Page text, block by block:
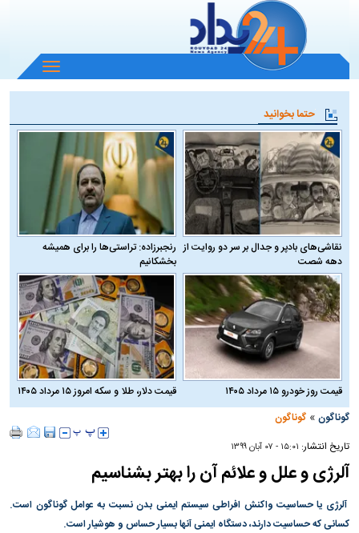
باز
و
منو
حتما بخوانید
نقاشی‌های بادپر و جدال بر سر دو روایت از
دهه شصت
رنجبرزاده: تراستی‌ها را برای همیشه
بخشکانیم
قیمت روز خودرو ۱۵ مرداد ۱۴۰۵
قیمت دلار، طلا و سکه امروز ۱۵ مرداد ۱۴۰۵
گوناگون »گوناگون
تاریخ انتشار: ۱۵:۰۱ - ۰۷ آبان ۱۳۹۹
آلرژی و علل و علائم آن را بهتر بشناسیم
آلرژی یا حساسیت واکنش افراطی سیستم ایمنی بدن نسبت به عوامل گوناگون است.
کسانی که حساسیت دارند، دستگاه ایمنی آنها بسیار حساس و هوشیار است.